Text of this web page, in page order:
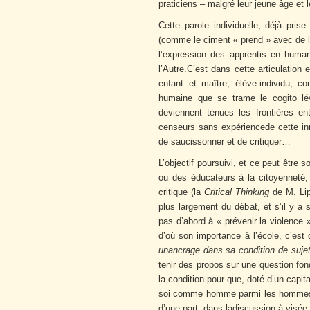
praticiens – malgré leur jeune âge et
Cette parole individuelle, déjà
(comme le ciment « prend » avec de
l’expression des apprentis en
l’Autre.C’est dans cette
enfant et maître, élève-individu,
humaine que se trame le cogito
deviennent ténues les frontières
censeurs sans expériencede cette
de saucissonner et de critiquer…
L’objectif poursuivi, et ce peut être
ou des éducateurs à la citoyenneté,
critique (la Critical Thinking de M.
plus largement du débat, et s’il y a
pas d’abord à « prévenir la violence
d’où son importance à l’école,
unancrage dans sa condition de
tenir des propos sur une question
la condition pour que, doté d’un
soi comme homme parmi les